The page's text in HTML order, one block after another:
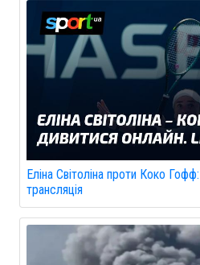
Еліна Світоліна проти Коко
трансляція